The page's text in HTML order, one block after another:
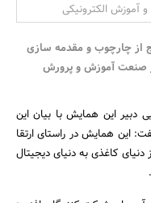
آموزش الکترونیکی
از چارچوب و مقدمه سازی
صنعت آموزش و پرورش
دبیر این همایش با بیان این
این همایش در راستای ارتقا
کاغذی به دنیای دیجیتال